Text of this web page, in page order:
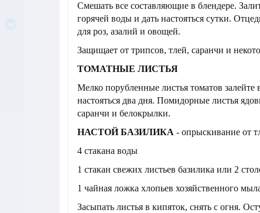
Смешать все составляющие в блендере.
горячей воды и дать настояться сутки.
для роз, азалий и овощей.
Защищает от трипсов, тлей, саранчи и
ТОМАТНЫЕ ЛИСТЬЯ
Мелко порубленные листья томатов залейте
настояться два дня. Помидорные листья
саранчи и белокрылки.
НАСТОЙ БАЗИЛИКА - опрыскивание от
4 стакана воды
1 стакан свежих листьев базилика или 2
1 чайная ложка хлопьев хозяйственного
Засыпать листья в кипяток, снять с огня.